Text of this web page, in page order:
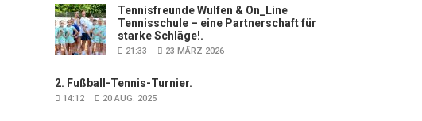
Tennisfreunde Wulfen & On_Line
Tennisschule – eine Partnerschaft für
starke Schläge!.
21:33 23 MÄRZ 2026
2. Fußball-Tennis-Turnier.
14:12 20 AUG. 2025